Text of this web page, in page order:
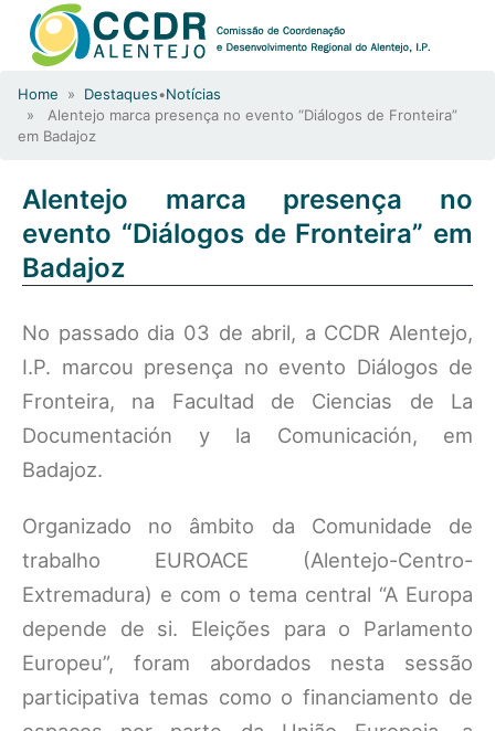
Home » Destaques•Notícias
» Alentejo marca presença no evento “Diálogos de Fronteira”
em Badajoz
Alentejo marca presença no
evento “Diálogos de Fronteira” em
Badajoz
No passado dia 03 de abril, a CCDR Alentejo,
I.P. marcou presença no evento Diálogos de
Fronteira, na Facultad de Ciencias de La
Documentación y la Comunicación, em
Badajoz.
Organizado no âmbito da Comunidade de
trabalho EUROACE (Alentejo-Centro-
Extremadura) e com o tema central “A Europa
depende de si. Eleições para o Parlamento
Europeu”, foram abordados nesta sessão
participativa temas como o financiamento de